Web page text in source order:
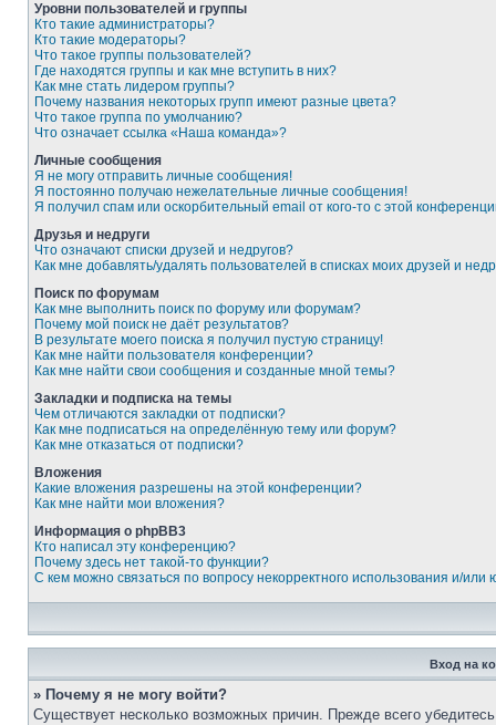
Уровни пользователей и группы
Кто такие администраторы?
Кто такие модераторы?
Что такое группы пользователей?
Где находятся группы и как мне вступить в них?
Как мне стать лидером группы?
Почему названия некоторых групп имеют разные цвета?
Что такое группа по умолчанию?
Что означает ссылка «Наша команда»?
Личные сообщения
Я не могу отправить личные сообщения!
Я постоянно получаю нежелательные личные сообщения!
Я получил спам или оскорбительный email от кого-то с этой
Друзья и недруги
Что означают списки друзей и недругов?
Как мне добавлять/удалять пользователей в списках моих друзей и
Поиск по форумам
Как мне выполнить поиск по форуму или форумам?
Почему мой поиск не даёт результатов?
В результате моего поиска я получил пустую страницу!
Как мне найти пользователя конференции?
Как мне найти свои сообщения и созданные мной темы?
Закладки и подписка на темы
Чем отличаются закладки от подписки?
Как мне подписаться на определённую тему или форум?
Как мне отказаться от подписки?
Вложения
Какие вложения разрешены на этой конференции?
Как мне найти мои вложения?
Информация о phpBB3
Кто написал эту конференцию?
Почему здесь нет такой-то функции?
С кем можно связаться по вопросу некорректного использования и/
Вход на
» Почему я не могу войти?
Существует несколько возможных причин. Прежде всего